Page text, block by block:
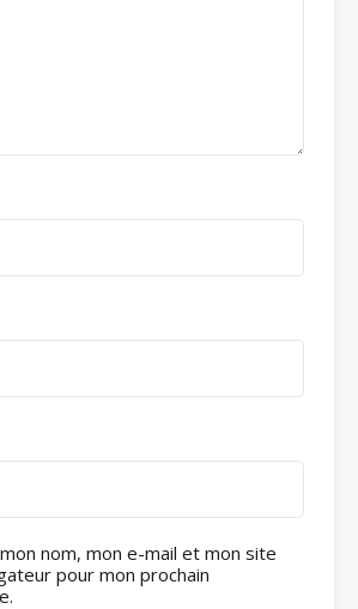
nom, mon e-mail et mon site
pour mon prochain